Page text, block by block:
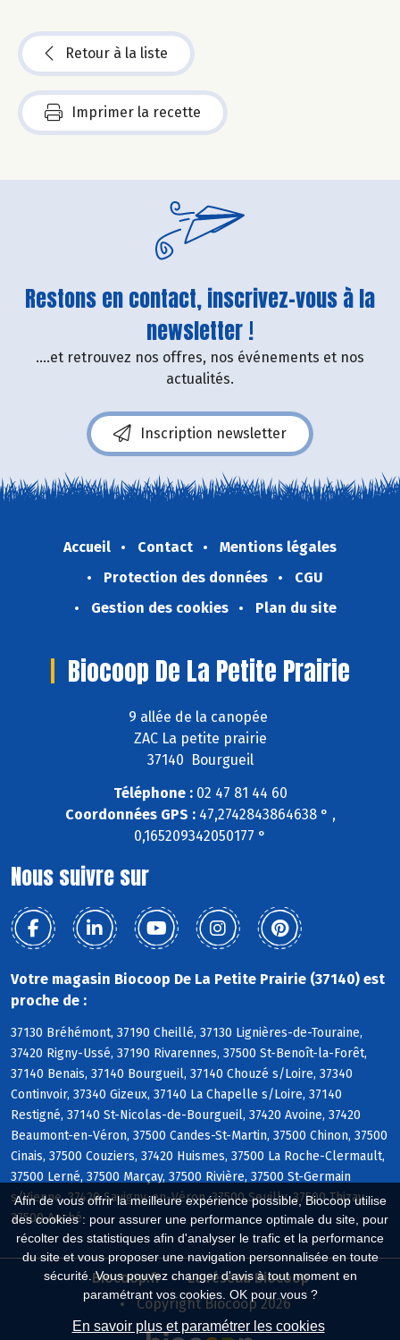
Afin de vous offrir la meilleure expérience possible, Biocoop utilise
des cookies : pour assurer une performance optimale du site, pour
récolter des statistiques afin d'analyser le trafic et la performance
du site et vous proposer une navigation personnalisée en toute
sécurité. Vous pouvez changer d'avis à tout moment en
paramétrant vos cookies. OK pour vous ?
En savoir plus et paramétrer les cookies
Retour à la liste
Imprimer la recette
Restons en contact, inscrivez-vous à la
newsletter !
....et retrouvez nos offres, nos événements et nos
actualités.
Inscription newsletter
Accueil Contact
Mentions légales
Protection des données
CGU
Gestion des cookies
Plan du site
Biocoop De La Petite Prairie
9 allée de la canopée
ZAC La petite prairie
37140 Bourgueil
Téléphone :02 47 81 44 60
Coordonnées GPS :47,2742843864638 ° ,
0,165209342050177 °
Nous suivre sur
Votre magasin Biocoop De La Petite Prairie (37140) est
proche de :
37130 Bréhémont, 37190 Cheillé, 37130 Lignières-de-Touraine,
37420 Rigny-Ussé, 37190 Rivarennes, 37500 St-Benoît-la-Forêt,
37140 Benais, 37140 Bourgueil, 37140 Chouzé s/Loire, 37340
Continvoir, 37340 Gizeux, 37140 La Chapelle s/Loire, 37140
Restigné, 37140 St-Nicolas-de-Bourgueil, 37420 Avoine, 37420
Beaumont-en-Véron, 37500 Candes-St-Martin, 37500 Chinon, 37500
Cinais, 37500 Couziers, 37420 Huismes, 37500 La Roche-Clermault,
37500 Lerné, 37500 Marçay, 37500 Rivière, 37500 St-Germain
s/Vienne, 37420 Savigny-en-Véron, 37500 Seuilly, 37500 Thizay,
37500 Anché
Biocoop.fr
Le réseau Biocoop
Copyright Biocoop 2026